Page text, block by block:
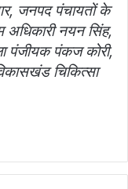
जनपद पंचायतों के
अधिकारी नयन सिंह,
पंजीयक पंकज कोरी,
चिकित्सा